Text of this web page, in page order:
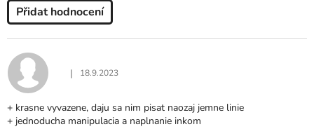
Přidat hodnocení
P
I
S
O
Hodnocení produktu je 5 z 5 hvězdiček.
| 18.9.2023
+ krasne vyvazene, daju sa nim pisat naozaj jemne linie
+ jednoducha manipulacia a naplnanie inkom